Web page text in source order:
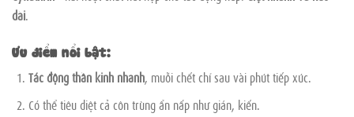
dài.
Ưu điểm nổi bật:
Tác động thần kinh nhanh, muỗi chết chỉ sau vài phút tiếp xúc.
Có thể tiêu diệt cả côn trùng ẩn nấp như gián, kiến.